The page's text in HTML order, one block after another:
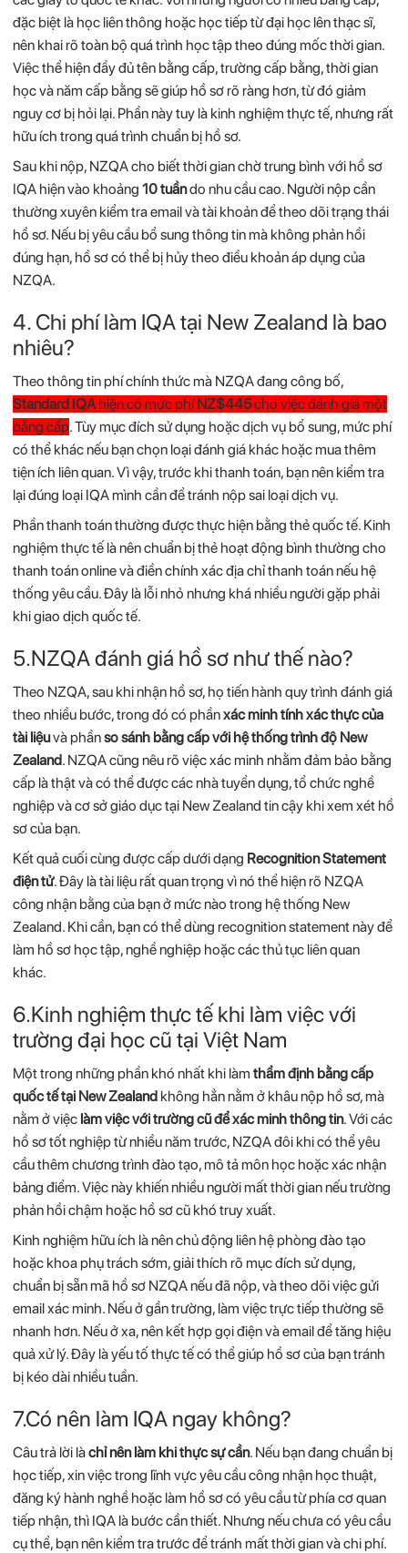
đặc biệt là học liênthông hoặc họctiếptừđại học lênthạcsĩ,
nên khairõtoàn bộquátrình họctậptheođúngmốcthờigian.
Việcthể hiệnđầyđủtên bằngcấp,trườngcấp bằng,thờigian
họcvànămcấp bằngsẽgiúp hồsơrõràng hơn,từđógiảm
nguycơ bị hỏi lại. Phầnnàytuy là kinhnghiệmthựctế,nhưngrất
hữu íchtrongquátrìnhchuẩn bị hồsơ.
Sau khinộp, NZQAcho biếtthờigianchờtrung bìnhvới hồsơ
IQA hiệnvào khoảng10tuầndonhucầucao. Ngườinộpcần
thườngxuyên kiểmtraemailvàtài khoảnđểtheodõitrạngthái
hồsơ. Nếu bịyêucầu bổsungthôngtinmà khôngphản hồi
đúng hạn, hồsơcóthể bị hủytheođiều khoảnápdụngcủa
NZQA.
4. Chi phílàm IQAtại New Zealand là bao
nhiêu?
Theothôngtinphíchínhthứcmà NZQAđangcông bố,
Standard IQAhiệncómứcphíNZ$445choviệcđánhgiámột
bằngcấp.Tùymụcđíchsửdụng hoặcdịchvụ bổsung,mứcphí
cóthể khácnếu bạnchọn loạiđánhgiá khác hoặcmuathêm
tiện ích liênquan.Vìvậy,trước khithanhtoán, bạnnên kiểmtra
lạiđúng loại IQAmìnhcầnđểtránhnộpsai loạidịchvụ.
Phầnthanhtoánthườngđượcthực hiện bằngthẻquốctế. Kinh
nghiệmthựctế lànênchuẩn bịthẻ hoạtđộng bìnhthườngcho
thanhtoánonlinevàđiềnchínhxácđịachỉthanhtoánnếu hệ
thốngyêucầu.Đây là lỗinhỏnhưng khánhiềungườigặpphải
khigiaodịchquốctế.
5.NZQAđánhgiá hồ sơ nhưthế nào?
Theo NZQA,sau khinhận hồsơ, họtiến hànhquytrìnhđánhgiá
theonhiều bước,trongđócóphầnxácminhtínhxácthựccủa
tài liệuvàphầnsosánh bằngcấpvới hệthốngtrìnhđộ New
Zealand. NZQAcũngnêurõviệcxácminhnhằmđảm bảo bằng
cấp làthậtvàcóthểđượccácnhàtuyểndụng,tổchứcnghề
nghiệpvàcơsởgiáodụctại New Zealandtincậy khixemxét hồ
sơcủa bạn.
Kếtquảcuốicùngđượccấpdướidạng RecognitionStatement
điệntử.Đây làtài liệurấtquantrọngvìnóthể hiệnrõ NZQA
côngnhận bằngcủa bạnởmứcnàotrong hệthống New
Zealand. Khicần, bạncóthểdùngrecognitionstatementnàyđể
làm hồsơ họctập,nghềnghiệp hoặccácthủtục liênquan
khác.
6.Kinh nghiệmthựctế khi làmviệcvới
trườngđại họccũtạiViệt Nam
Mộttrongnhữngphần khónhất khi làmthẩmđịnh bằngcấp
quốctếtại NewZealand không hẳnnằmở khâunộp hồsơ,mà
nằmởviệc làmviệcvớitrườngcũđểxácminhthôngtin.Vớicác
hồsơtốtnghiệptừnhiềunămtrước, NZQAđôi khicóthểyêu
cầuthêmchươngtrìnhđàotạo,môtảmôn học hoặcxácnhận
bảngđiểm.Việcnày khiếnnhiềungườimấtthờigiannếutrường
phản hồichậm hoặc hồsơcũ khótruyxuất.
Kinhnghiệm hữu ích lànênchủđộng liên hệphòngđàotạo
hoặc khoaphụtráchsớm,giảithíchrõmụcđíchsửdụng,
chuẩn bịsẵnmã hồsơ NZQAnếuđãnộp,vàtheodõiviệcgửi
emailxácminh. Nếuởgầntrường, làmviệctrựctiếpthườngsẽ
nhanh hơn. Nếuởxa,nên kết hợpgọiđiệnvàemailđểtăng hiệu
quảxửlý.Đây làyếutốthựctếcóthểgiúp hồsơcủa bạntránh
bị kéodàinhiềutuần.
7.Có nên làm IQA ngay không?
Câutrả lời làchỉnênlàm khithựcsựcần. Nếu bạnđangchuẩn bị
họctiếp,xinviệctrong lĩnhvựcyêucầucôngnhận họcthuật,
đăng ký hànhnghề hoặc làm hồsơcóyêucầutừphíacơquan
tiếpnhận,thì IQA là bướccầnthiết. Nhưngnếuchưacóyêucầu
cụthể, bạnnên kiểmtratrướcđểtránhmấtthờigianvàchiphí.